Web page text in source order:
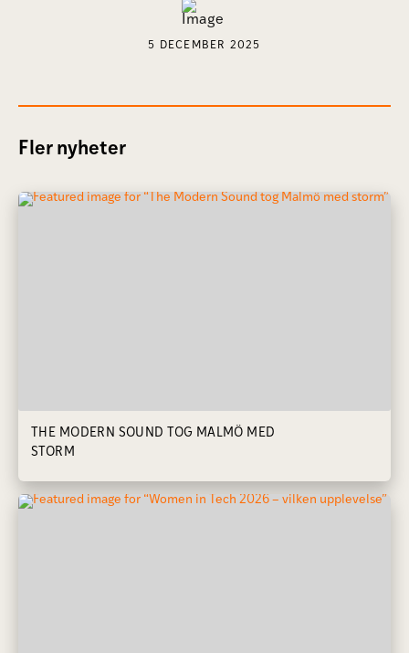
5 DECEMBER 2025
Fler nyheter
THE MODERN SOUND TOG MALMÖ MED
STORM